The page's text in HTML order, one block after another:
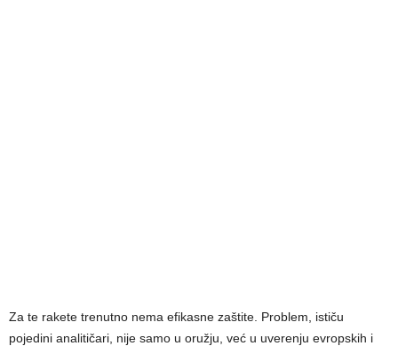
Za te rakete trenutno nema efikasne zaštite. Problem, ističu
pojedini analitičari, nije samo u oružju, već u uverenju evropskih i